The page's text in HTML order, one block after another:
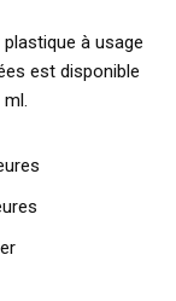
à usage
est disponible